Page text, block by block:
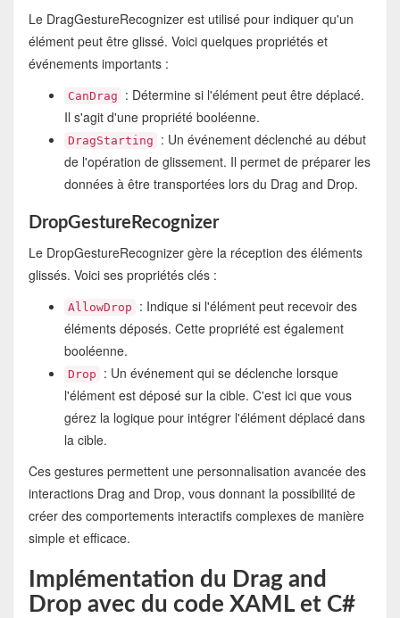
Le DragGestureRecognizer est utilisé pour indiquer qu'un
élément peut être glissé. Voici quelques propriétés et
événements importants :
CanDrag
: Détermine si l'élément peut être déplacé.
Il s'agit d'une propriété booléenne.
DragStarting
: Un événement déclenché au début
de l'opération de glissement. Il permet de préparer les
données à être transportées lors du Drag and Drop.
DropGestureRecognizer
Le DropGestureRecognizer gère la réception des éléments
glissés. Voici ses propriétés clés :
AllowDrop
: Indique si l'élément peut recevoir des
éléments déposés. Cette propriété est également
booléenne.
Drop
: Un événement qui se déclenche lorsque
l'élément est déposé sur la cible. C'est ici que vous
gérez la logique pour intégrer l'élément déplacé dans
la cible.
Ces gestures permettent une personnalisation avancée des
interactions Drag and Drop, vous donnant la possibilité de
créer des comportements interactifs complexes de manière
simple et efficace.
Implémentation du Drag and
Drop avec du code XAML et C#